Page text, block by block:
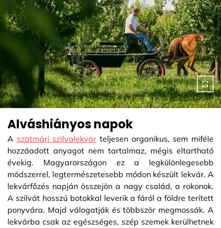
Alváshiányos napok
A szatmári szilvalekvár teljesen organikus, sem miféle
hozzáadott anyagot nem tartalmaz, mégis eltartható
évekig. Magyarországon ez a legkülönlegesebb
módszerrel, legtermészetesebb módon készült lekvár. A
lekvárfőzés napján összejön a nagy család, a rokonok.
A szilvát hosszú botokkal leverik a fáról a földre terített
ponyvára. Majd válogatják és többször megmossák. A
lekvárba csak az egészséges, szép szemek kerülhetnek